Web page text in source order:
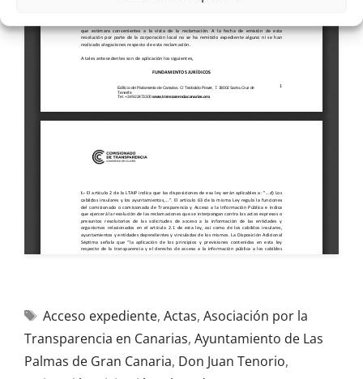
Acceso expediente, Actas, Asociación por la
Transparencia en Canarias, Ayuntamiento de Las
Palmas de Gran Canaria, Don Juan Tenorio,